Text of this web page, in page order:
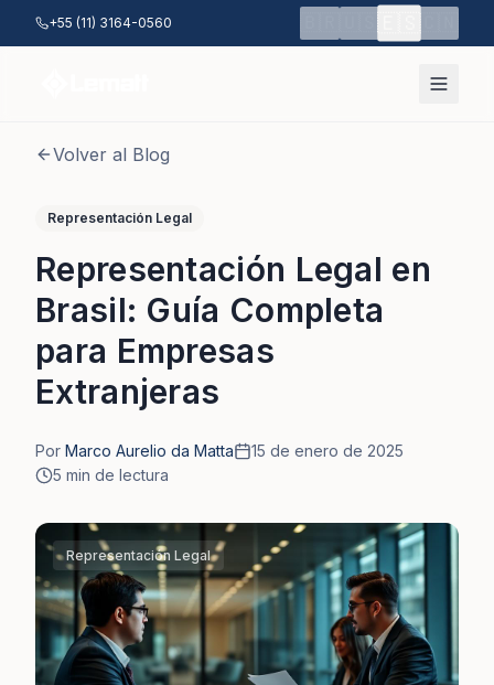
Saltar al contenido principal
+55 (11) 3164-0560 🇺🇸🇪🇸
Volver al Blog
Representación Legal
Representación Legal en
Brasil: Guía Completa
para Empresas
Extranjeras
Por Marco Aurelio da Matta
15 de enero de 2025
5 min de lectura
Representación Legal